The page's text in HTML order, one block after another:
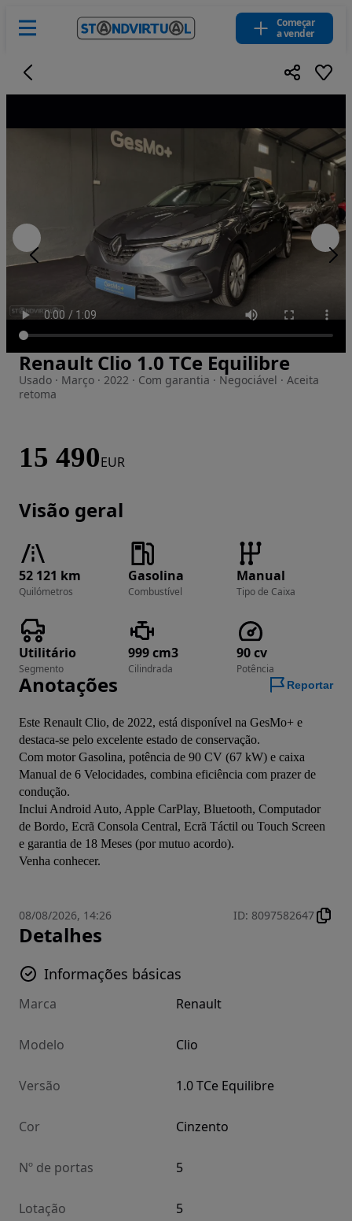
Começar
a vender
Imagem 1 de 39
Renault Clio 1.0 TCe Equilibre
Usado · Março · 2022 · Com garantia · Negociável · Aceita
retoma
15 490EUR
Visão geral
52 121 km
Quilómetros
Gasolina
Combustível
Manual
Tipo de Caixa
Utilitário
Segmento
999 cm3
Cilindrada
90 cv
Potência
Anotações Reportar
Este Renault Clio, de 2022, está disponível na GesMo+ e
destaca-se pelo excelente estado de conservação.
Com motor Gasolina, potência de 90 CV (67 kW) e caixa
Manual de 6 Velocidades, combina eficiência com prazer de
condução.
Inclui Android Auto, Apple CarPlay, Bluetooth, Computador
de Bordo, Ecrã Consola Central, Ecrã Táctil ou Touch Screen
e garantia de 18 Meses (por mutuo acordo).
Venha conhecer.
08/08/2026, 14:26 ID: 8097582647
Detalhes
Informações básicas
Marca Renault
Modelo Clio
Versão 1.0 TCe Equilibre
Cor Cinzento
Nº de portas 5
Lotação 5